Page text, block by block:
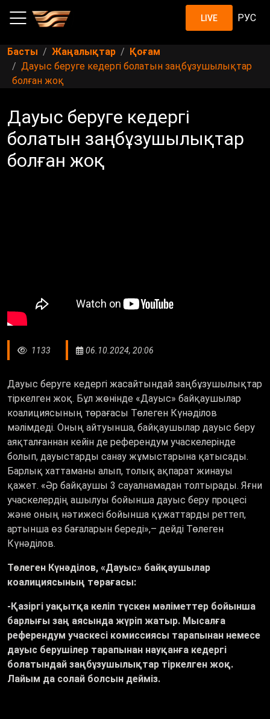
LIVE РУС
Басты Жаңалықтар
Қоғам
Дауыс беруге кедергі болатын заңбұзушылықтар
болған жоқ
Дауыс беруге кедергі
болатын заңбұзушылықтар
болған жоқ
1133 06.10.2024, 20:06
Дауыс беруге кедергі жасайтындай заңбұзушылықтар
тіркелген жоқ. Бұл жөнінде «Дауыс» байқаушылар
коалициясының төрағасы Төлеген Күнәділов
мәлімдеді. Оның айтуынша, байқаушылар дауыс беру
аяқталғаннан кейін де референдум учаскелерінде
болып, дауыстарды санау жұмыстарына қатысады.
Барлық хаттаманы алып, толық ақпарат жинауы
қажет. «Әр байқаушы 3 сауалнамадан толтырады. Яғни
учаскелердің ашылуы бойынша дауыс беру процесі
және оның нәтижесі бойынша құжаттарды реттеп,
артынша өз бағаларын береді»,– дейді Төлеген
Күнәділов.
Төлеген Күнәділов, «Дауыс» байқаушылар
коалициясының төрағасы:
-Қазіргі уақытқа келіп түскен мәліметтер бойынша
барлығы заң аясында жүріп жатыр. Мысалға
референдум учаскесі комиссиясы тарапынан немесе
дауыс берушілер тарапынан науқанға кедергі
болатындай заңбұзушылықтар тіркелген жоқ.
Лайым да солай болсын дейміз.